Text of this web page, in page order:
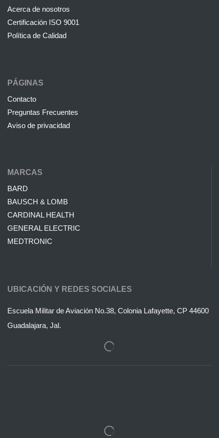
Acerca de nosotros
Certificación ISO 9001
Política de Calidad
PÁGINAS
Contacto
Preguntas Frecuentes
Aviso de privacidad
MARCAS
BARD
BAUSCH & LOMB
CARDINAL HEALTH
GENERAL ELECTRIC
MEDTRONIC
UBICACIÓN Y REDES SOCIALES
Escuela Militar de Aviación No.38, Colonia Lafayette, CP 44600
Guadalajara, Jal.